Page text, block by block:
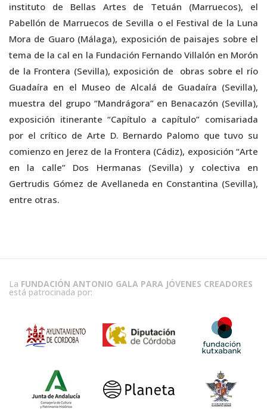
instituto de Bellas Artes de Tetuán (Marruecos), el
Pabellón de Marruecos de Sevilla o el Festival de la Luna
Mora de Guaro (Málaga), exposición de paisajes sobre el
tema de la cal en la Fundación Fernando Villalón en Morón
de la Frontera (Sevilla), exposición de obras sobre el río
Guadaíra en el Museo de Alcalá de Guadaíra (Sevilla),
muestra del grupo “Mandrágora” en Benacazón (Sevilla),
exposición itinerante “Capítulo a capítulo” comisariada
por el crítico de Arte D. Bernardo Palomo que tuvo su
comienzo en Jerez de la Frontera (Cádiz), exposición “Arte
en la calle” Dos Hermanas (Sevilla) y colectiva en
Gertrudis Gómez de Avellaneda en Constantina (Sevilla),
entre otras.
La FUNDACIÓN ANTONIO GALA PARA JÓVENES CREADORES
está patrocinada por: